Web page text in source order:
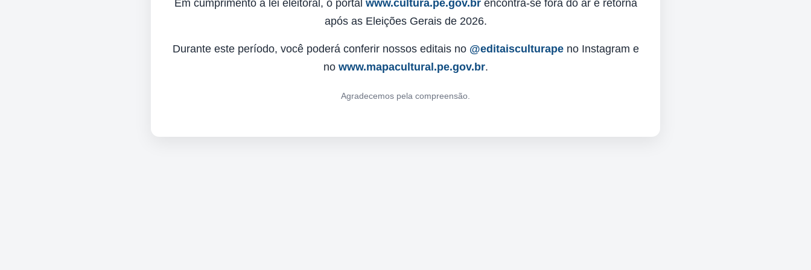
Em cumprimento à lei eleitoral, o portal www.cultura.pe.gov.brencontra-se fora do ar e retorna
após as Eleições Gerais de 2026.
Durante este período, você poderá conferir nossos editais no @editaisculturapeno Instagram e
no www.mapacultural.pe.gov.br.
Agradecemos pela compreensão.